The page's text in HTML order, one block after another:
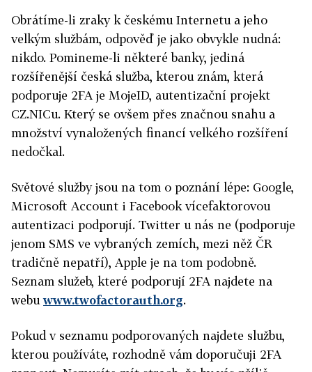
Obrátíme-li zraky k českému Internetu a jeho
velkým službám, odpověď je jako obvykle nudná:
nikdo. Pomineme-li některé banky, jediná
rozšířenější česká služba, kterou znám, která
podporuje 2FA je MojeID, autentizační projekt
CZ.NICu. Který se ovšem přes značnou snahu a
množství vynaložených financí velkého rozšíření
nedočkal.
Světové služby jsou na tom o poznání lépe: Google,
Microsoft Account i Facebook vícefaktorovou
autentizaci podporují. Twitter u nás ne (podporuje
jenom SMS ve vybraných zemích, mezi něž ČR
tradičně nepatří), Apple je na tom podobně.
Seznam služeb, které podporují 2FA najdete na
webuwww.twofactorauth.org.
Pokud v seznamu podporovaných najdete službu,
kterou používáte, rozhodně vám doporučuji 2FA